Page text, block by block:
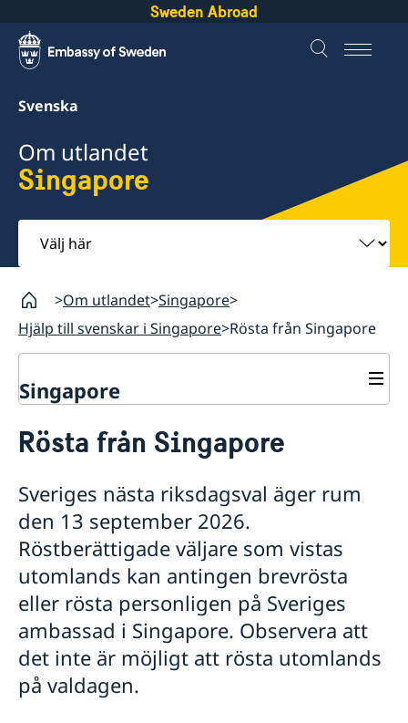
Sweden Abroad
Svenska
Om utlandet
Singapore
Välj
här
Om utlandet Singapore
Hjälp till svenskar i Singapore Rösta från Singapore
Singapore
Hjälp till svenskar i Singapore
Öppettider för förtidsröstning
Pass i Singapore
Passansökan för vuxna
Passansökan för barn under 18 år
Samordningsnummer
Nationellt id-kort
Förlust av pass
Provisoriskt pass
Svenskt medborgarskap i Singapore
Dubbelt medborgarskap
Gifta sig i Singapore
Avgifter i Singapore
Akuta nödsituationer för svenska medborgare under
kvällstid och helger
Körkort i Singapore
Reseinformation
Rösta från Singapore
Sveriges nästa riksdagsval äger rum
den 13 september 2026.
Röstberättigade väljare som vistas
utomlands kan antingen brevrösta
eller rösta personligen på Sveriges
ambassad i Singapore. Observera att
det inte är möjligt att rösta utomlands
på valdagen.